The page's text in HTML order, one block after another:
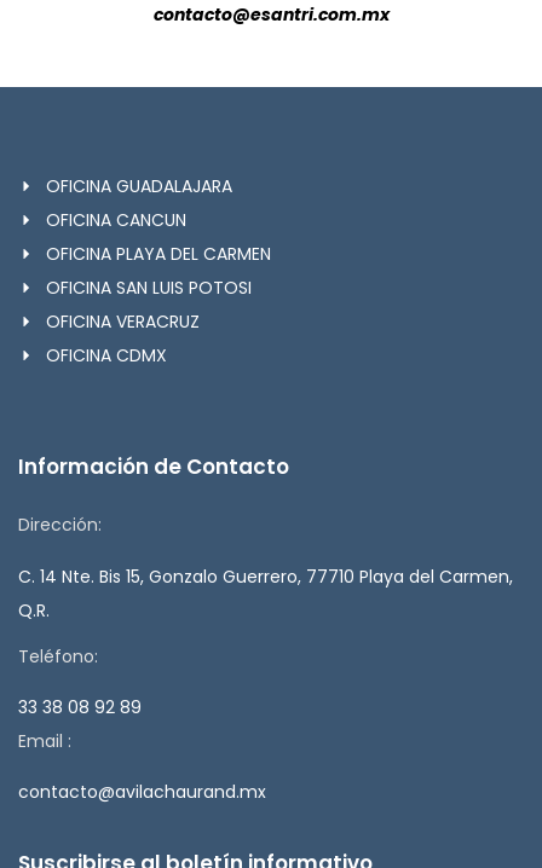
contacto@esantri.com.mx
OFICINA GUADALAJARA
OFICINA CANCUN
OFICINA PLAYA DEL CARMEN
OFICINA SAN LUIS POTOSI
OFICINA VERACRUZ
OFICINA CDMX
Información de Contacto
Dirección:
C. 14 Nte. Bis 15, Gonzalo Guerrero, 77710 Playa del Carmen,
Q.R.
Teléfono:
33 38 08 92 89
Email :
contacto@avilachaurand.mx